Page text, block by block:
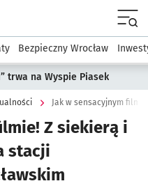
Dla mieszkańca
Bezpieczny Wrocław
trwa na Wyspie Piasek
Z siekierą i
stacji